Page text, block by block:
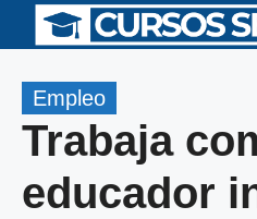
Saltar
Empleo
Trabaja
educador